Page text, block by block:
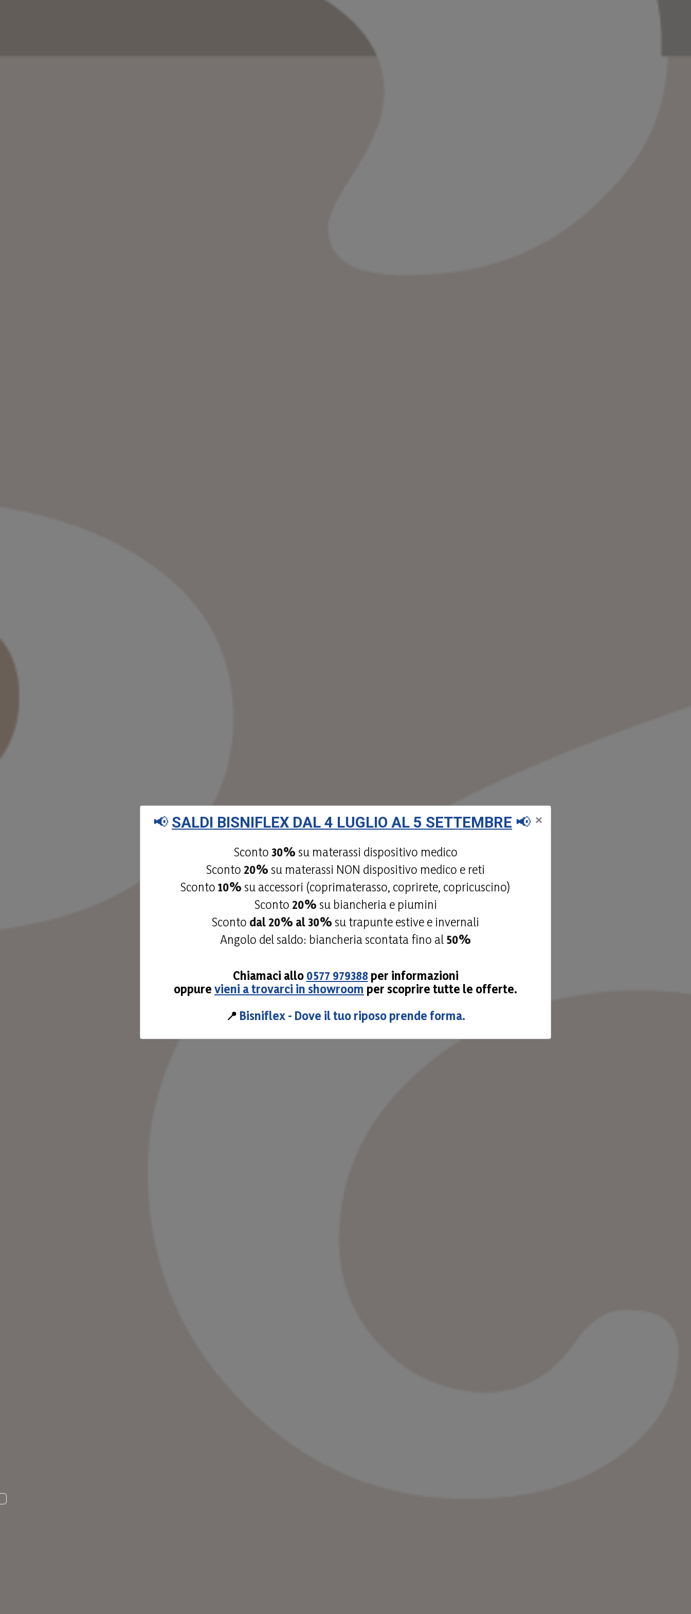
×
📢 SALDI BISNIFLEX DAL 4 LUGLIO AL 5 SETTEMBRE 📢
Sconto 30% su materassi dispositivo medico
Sconto 20% su materassi NON dispositivo medico e reti
Sconto 10% su accessori (coprimaterasso, coprirete, copricuscino)
Sconto 20% su biancheria e piumini
Sconto dal 20% al 30% su trapunte estive e invernali
Angolo del saldo: biancheria scontata fino al 50%
Chiamaci allo 0577 979388per informazioni
oppure vieni a trovarci in showroom per scoprire tutte le offerte.
📍 Bisniflex - Dove il tuo riposo prende forma.